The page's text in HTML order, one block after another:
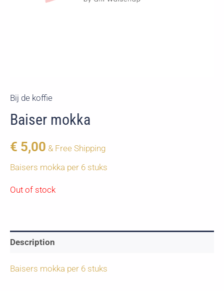
Bij de koffie
Baiser mokka
€ 5,00 & Free Shipping
Baisers mokka per 6 stuks
Out of stock
Description
Baisers mokka per 6 stuks